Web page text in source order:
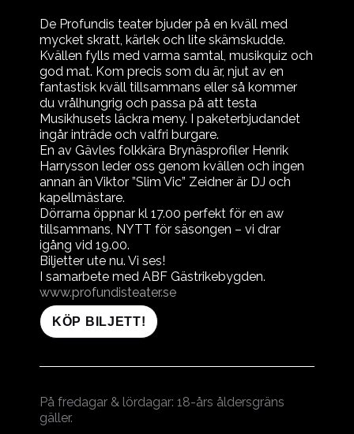
De Profundis teater bjuder på en kväll med
mycket skratt, kärlek och lite skämskudde.
Kvällen fylls med varma samtal, musikquiz och
god mat. Kom precis som du är, njut av en
fantastisk kväll tillsammans eller så kommer
du vrålhungrig och passa på att testa
Musikhusets läckra meny. I paketerbjudandet
ingår inträde och valfri burgare.
En av Gävles folkkära Brynäsprofiler Henrik
Harrysson leder oss genom kvällen och ingen
annan än Viktor ”Slim Vic” Zeidner är DJ och
kapellmästare.
Dörrarna öppnar kl 17.00 perfekt för en aw
tillsammans, NYTT för säsongen – vi drar
igång vid 19.00.
Biljetter ute nu. Vi ses!
I samarbete med ABF Gästrikebygden.
www.profundisteater.se
KÖP BILJETT!
På fredagar & lördagar: 18-års åldersgräns
gäller.